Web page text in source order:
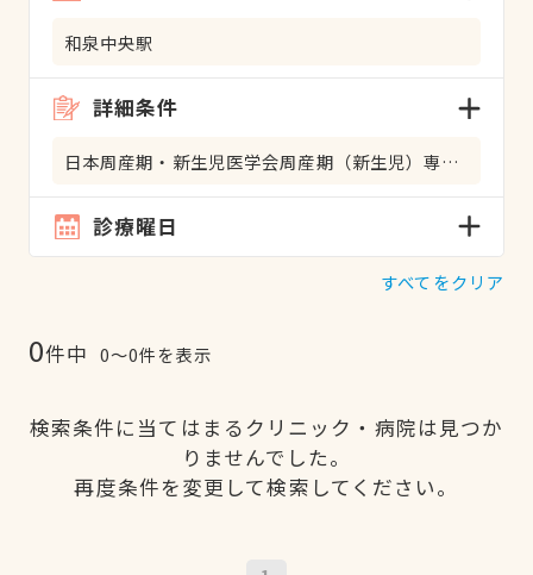
和泉中央駅
詳細条件
日本周産期・新生児医学会周産期（新生児）専門医
診療曜日
すべてをクリア
0件中 0〜0件を表示
検索条件に当てはまるクリニック・病院は見つか
りませんでした。
再度条件を変更して検索してください。